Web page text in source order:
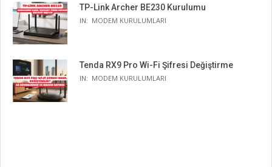
TP-Link Archer BE230 Kurulumu
IN: MODEM KURULUMLARI
Tenda RX9 Pro Wi-Fi Şifresi Değiştirme
IN: MODEM KURULUMLARI